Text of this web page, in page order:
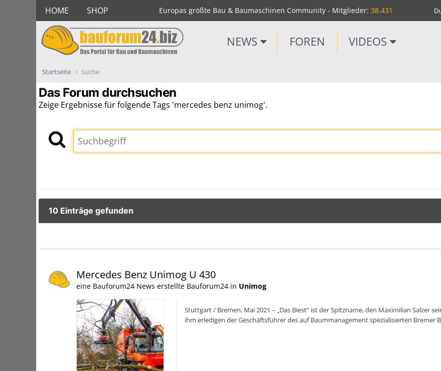
HOME SHOP Europas größte Bau & Baumaschinen Community - Mitglieder: 38.431
NEWS FOREN VIDEOS
Startseite Suche
Das Forum durchsuchen
Zeige Ergebnisse für folgende Tags 'mercedes benz unimog'.
10 Einträge gefunden
Mercedes Benz Unimog U 430
eine Bauforum24 News erstellte Bauforum24 in Unimog
Stuttgart / Bremen, Mai 2021 – „Das Biest“ ist der Spitzname, den Maximilian Salzer
ihm erledigen der Geschäftsführer des auf Baummanagement spezialisierten Bremer